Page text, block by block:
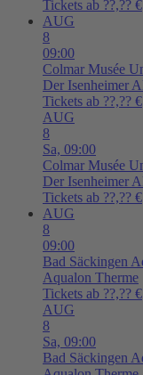
Tickets ab ??,?? €
AUG
8
09:00
Colmar Musée
Der Isenheimer
Tickets ab ??,?? €
AUG
8
Sa, 09:00
Colmar Musée
Der Isenheimer
Tickets ab ??,?? €
AUG
8
09:00
Bad Säckingen
Aqualon Therme
Tickets ab ??,?? €
AUG
8
Sa, 09:00
Bad Säckingen